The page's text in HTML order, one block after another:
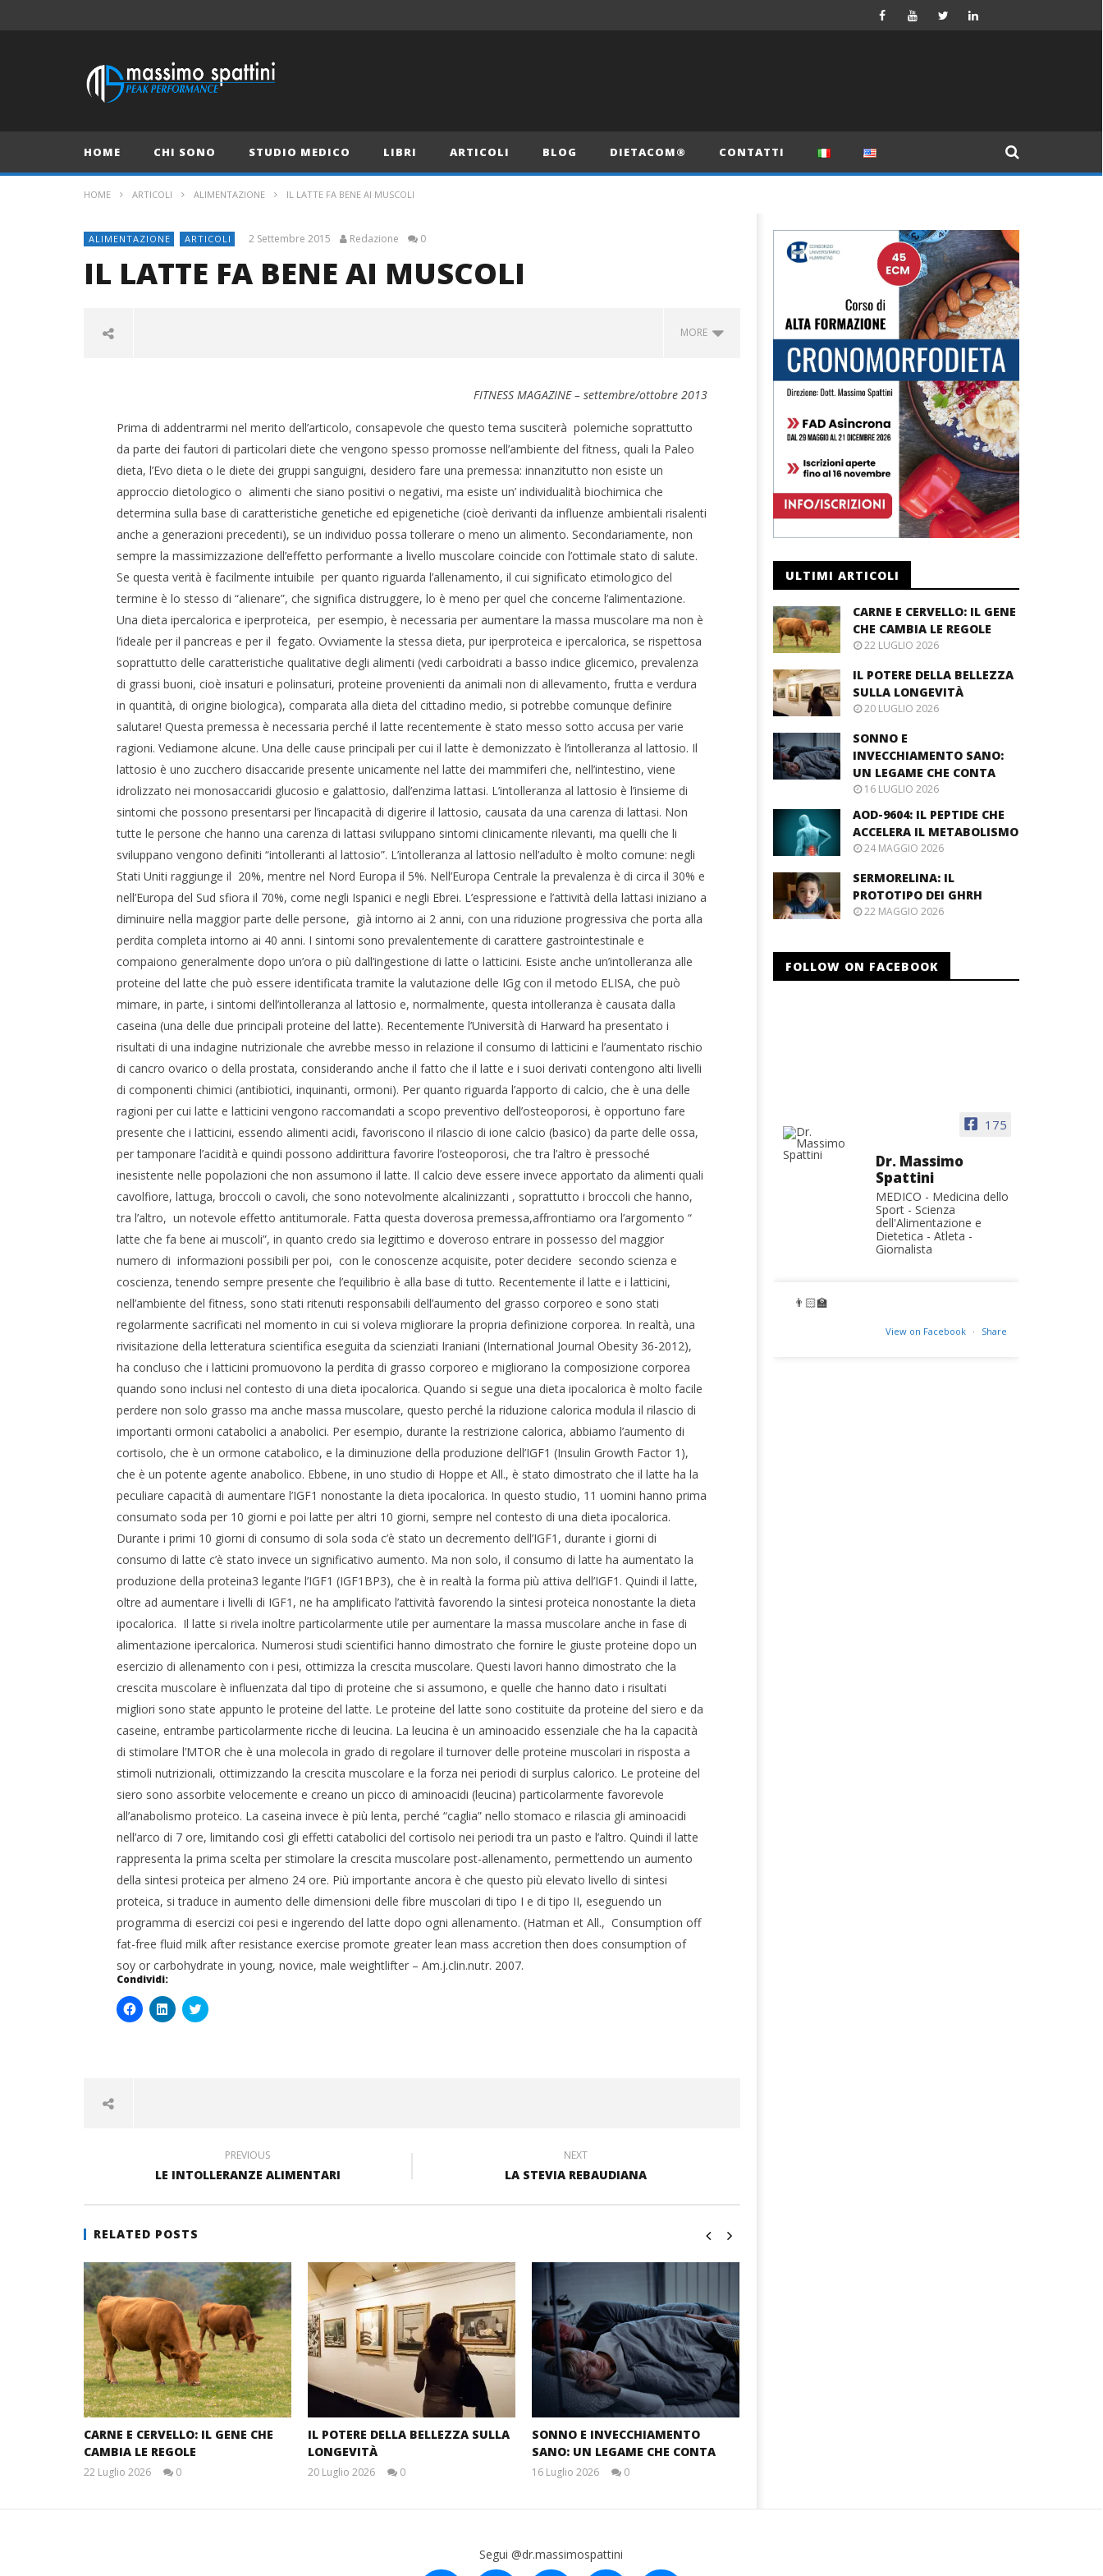
HOME CHI SONO STUDIO MEDICO LIBRI ARTICOLI BLOG DIETACOM® CONTATTI
HOME ARTICOLI ALIMENTAZIONE IL LATTE FA BENE AI MUSCOLI
ALIMENTAZIONE ARTICOLI 2 Settembre 2015 Redazione 0
IL LATTE FA BENE AI MUSCOLI
MORE
2015
Redazione
CARNE E CERVELLO: IL GENE
CHE CAMBIA LE REGOLE
2
Settembre
2015
IL POTERE DELLA BELLEZZA
SULLA LONGEVITÀ
2
Settembre
2015
FITNESS MAGAZINE – settembre/ottobre 2013
Prima di addentrarmi nel merito dell’articolo, consapevole che questo tema susciterà polemiche soprattutto
da parte dei fautori di particolari diete che vengono spesso promosse nell’ambiente del fitness, quali la Paleo
dieta, l’Evo dieta o le diete dei gruppi sanguigni, desidero fare una premessa: innanzitutto non esiste un
approccio dietologico o alimenti che siano positivi o negativi, ma esiste un’ individualità biochimica che
determina sulla base di caratteristiche genetiche ed epigenetiche (cioè derivanti da influenze ambientali risalenti
anche a generazioni precedenti), se un individuo possa tollerare o meno un alimento. Secondariamente, non
sempre la massimizzazione dell’effetto performante a livello muscolare coincide con l’ottimale stato di salute.
Se questa verità è facilmente intuibile per quanto riguarda l’allenamento, il cui significato etimologico del
termine è lo stesso di “alienare”, che significa distruggere, lo è meno per quel che concerne l’alimentazione.
Una dieta ipercalorica e iperproteica, per esempio, è necessaria per aumentare la massa muscolare ma non è
l’ideale per il pancreas e per il fegato. Ovviamente la stessa dieta, pur iperproteica e ipercalorica, se rispettosa
soprattutto delle caratteristiche qualitative degli alimenti (vedi carboidrati a basso indice glicemico, prevalenza
di grassi buoni, cioè insaturi e polinsaturi, proteine provenienti da animali non di allevamento, frutta e verdura
in quantità, di origine biologica), comparata alla dieta del cittadino medio, si potrebbe comunque definire
salutare! Questa premessa è necessaria perché il latte recentemente è stato messo sotto accusa per varie
ragioni. Vediamone alcune. Una delle cause principali per cui il latte è demonizzato è l’intolleranza al lattosio. Il
lattosio è uno zucchero disaccaride presente unicamente nel latte dei mammiferi che, nell’intestino, viene
idrolizzato nei monosaccaridi glucosio e galattosio, dall’enzima lattasi. L’intolleranza al lattosio è l’insieme di
sintomi che possono presentarsi per l’incapacità di digerire il lattosio, causata da una carenza di lattasi. Non
tutte le persone che hanno una carenza di lattasi sviluppano sintomi clinicamente rilevanti, ma quelli che li
sviluppano vengono definiti “intolleranti al lattosio”. L’intolleranza al lattosio nell’adulto è molto comune: negli
Stati Uniti raggiunge il 20%, mentre nel Nord Europa il 5%. Nell’Europa Centrale la prevalenza è di circa il 30% e
nell’Europa del Sud sfiora il 70%, come negli Ispanici e negli Ebrei. L’espressione e l’attività della lattasi iniziano a
diminuire nella maggior parte delle persone, già intorno ai 2 anni, con una riduzione progressiva che porta alla
perdita completa intorno ai 40 anni. I sintomi sono prevalentemente di carattere gastrointestinale e
compaiono generalmente dopo un’ora o più dall’ingestione di latte o latticini. Esiste anche un’intolleranza alle
proteine del latte che può essere identificata tramite la valutazione delle IGg con il metodo ELISA, che può
mimare, in parte, i sintomi dell’intolleranza al lattosio e, normalmente, questa intolleranza è causata dalla
caseina (una delle due principali proteine del latte). Recentemente l’Università di Harward ha presentato i
risultati di una indagine nutrizionale che avrebbe messo in relazione il consumo di latticini e l’aumentato rischio
di cancro ovarico o della prostata, considerando anche il fatto che il latte e i suoi derivati contengono alti livelli
di componenti chimici (antibiotici, inquinanti, ormoni). Per quanto riguarda l’apporto di calcio, che è una delle
ragioni per cui latte e latticini vengono raccomandati a scopo preventivo dell’osteoporosi, è opportuno fare
presente che i latticini, essendo alimenti acidi, favoriscono il rilascio di ione calcio (basico) da parte delle ossa,
per tamponare l’acidità e quindi possono addirittura favorire l’osteoporosi, che tra l’altro è pressoché
inesistente nelle popolazioni che non assumono il latte. Il calcio deve essere invece apportato da alimenti quali
cavolfiore, lattuga, broccoli o cavoli, che sono notevolmente alcalinizzanti , soprattutto i broccoli che hanno,
tra l’altro, un notevole effetto antitumorale. Fatta questa doverosa premessa,affrontiamo ora l’argomento “
latte che fa bene ai muscoli”, in quanto credo sia legittimo e doveroso entrare in possesso del maggior
numero di informazioni possibili per poi, con le conoscenze acquisite, poter decidere secondo scienza e
coscienza, tenendo sempre presente che l’equilibrio è alla base di tutto. Recentemente il latte e i latticini,
nell’ambiente del fitness, sono stati ritenuti responsabili dell’aumento del grasso corporeo e sono stati
regolarmente sacrificati nel momento in cui si voleva migliorare la propria definizione corporea. In realtà, una
rivisitazione della letteratura scientifica eseguita da scienziati Iraniani (International Journal Obesity 36-2012),
ha concluso che i latticini promuovono la perdita di grasso corporeo e migliorano la composizione corporea
quando sono inclusi nel contesto di una dieta ipocalorica. Quando si segue una dieta ipocalorica è molto facile
perdere non solo grasso ma anche massa muscolare, questo perché la riduzione calorica modula il rilascio di
importanti ormoni catabolici a anabolici. Per esempio, durante la restrizione calorica, abbiamo l’aumento di
cortisolo, che è un ormone catabolico, e la diminuzione della produzione dell’IGF1 (Insulin Growth Factor 1),
che è un potente agente anabolico. Ebbene, in uno studio di Hoppe et All., è stato dimostrato che il latte ha la
peculiare capacità di aumentare l’IGF1 nonostante la dieta ipocalorica. In questo studio, 11 uomini hanno prima
consumato soda per 10 giorni e poi latte per altri 10 giorni, sempre nel contesto di una dieta ipocalorica.
Durante i primi 10 giorni di consumo di sola soda c’è stato un decremento dell’IGF1, durante i giorni di
consumo di latte c’è stato invece un significativo aumento. Ma non solo, il consumo di latte ha aumentato la
produzione della proteina3 legante l’IGF1 (IGF1BP3), che è in realtà la forma più attiva dell’IGF1. Quindi il latte,
oltre ad aumentare i livelli di IGF1, ne ha amplificato l’attività favorendo la sintesi proteica nonostante la dieta
ipocalorica. Il latte si rivela inoltre particolarmente utile per aumentare la massa muscolare anche in fase di
alimentazione ipercalorica. Numerosi studi scientifici hanno dimostrato che fornire le giuste proteine dopo un
esercizio di allenamento con i pesi, ottimizza la crescita muscolare. Questi lavori hanno dimostrato che la
crescita muscolare è influenzata dal tipo di proteine che si assumono, e quelle che hanno dato i risultati
migliori sono state appunto le proteine del latte. Le proteine del latte sono costituite da proteine del siero e da
caseine, entrambe particolarmente ricche di leucina. La leucina è un aminoacido essenziale che ha la capacità
di stimolare l’MTOR che è una molecola in grado di regolare il turnover delle proteine muscolari in risposta a
stimoli nutrizionali, ottimizzando la crescita muscolare e la forza nei periodi di surplus calorico. Le proteine del
siero sono assorbite velocemente e creano un picco di aminoacidi (leucina) particolarmente favorevole
all’anabolismo proteico. La caseina invece è più lenta, perché “caglia” nello stomaco e rilascia gli aminoacidi
nell’arco di 7 ore, limitando così gli effetti catabolici del cortisolo nei periodi tra un pasto e l’altro. Quindi il latte
rappresenta la prima scelta per stimolare la crescita muscolare post-allenamento, permettendo un aumento
della sintesi proteica per almeno 24 ore. Più importante ancora è che questo più elevato livello di sintesi
proteica, si traduce in aumento delle dimensioni delle fibre muscolari di tipo I e di tipo II, eseguendo un
programma di esercizi coi pesi e ingerendo del latte dopo ogni allenamento. (Hatman et All., Consumption off
fat-free fluid milk after resistance exercise promote greater lean mass accretion then does consumption of
soy or carbohydrate in young, novice, male weightlifter – Am.j.clin.nutr. 2007.
Condividi:
Fai
clic
Fai
clic
Click
to
PREVIOUS
LE INTOLLERANZE ALIMENTARI
NEXT
LA STEVIA REBAUDIANA
RELATED POSTS
CARNE E CERVELLO: IL GENE CHE
CAMBIA LE REGOLE
22 Luglio 2026
0
IL POTERE DELLA BELLEZZA SULLA
LONGEVITÀ
20 Luglio 2026
0
SONNO E INVECCHIAMENTO
SANO: UN LEGAME CHE CONTA
16 Luglio 2026
0
ULTIMI ARTICOLI
CARNE E CERVELLO: IL GENE
CHE CAMBIA LE REGOLE
22 LUGLIO 2026
IL POTERE DELLA BELLEZZA
SULLA LONGEVITÀ
20 LUGLIO 2026
SONNO E
INVECCHIAMENTO SANO:
UN LEGAME CHE CONTA
16 LUGLIO 2026
AOD-9604: IL PEPTIDE CHE
ACCELERA IL METABOLISMO
24 MAGGIO 2026
SERMORELINA: IL
PROTOTIPO DEI GHRH
22 MAGGIO 2026
FOLLOW ON FACEBOOK
175
Dr. Massimo
Spattini
MEDICO - Medicina dello
Sport - Scienza
dell'Alimentazione e
Dietetica - Atleta -
Giornalista
👨🏻‍🏫
View on Facebook · Share
Segui @dr.massimospattini